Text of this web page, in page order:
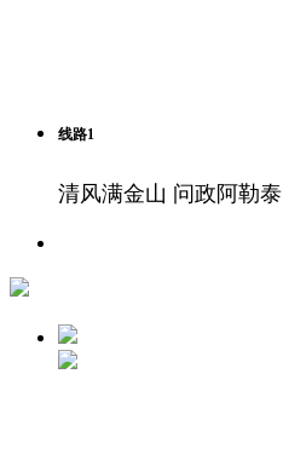
线路1
清风满金山 问政阿勒泰